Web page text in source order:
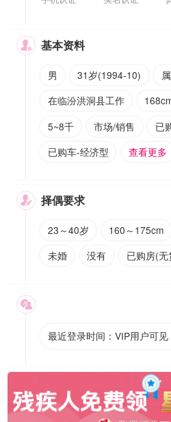
 基本资料
男 31岁(1994-10)
在临汾洪洞县工作
5~8千
市场/销售
已
已购车-经济型
查看更多
 择偶要求
23～40岁 160～175cm
未婚
没有 已购房(无

最近登录时间：VIP用户可见